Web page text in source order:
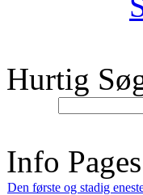
Hurtig
Info Pages
Den første og stadig